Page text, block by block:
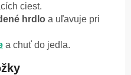
ciest.
hrdlo a uľavuje pri
a chuť do jedla.